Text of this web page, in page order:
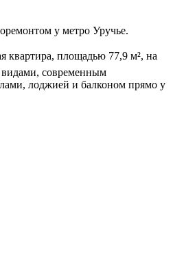
у метро Уручье.
квартира, площадью 77,9 м², на
современным
лоджией и балконом прямо у